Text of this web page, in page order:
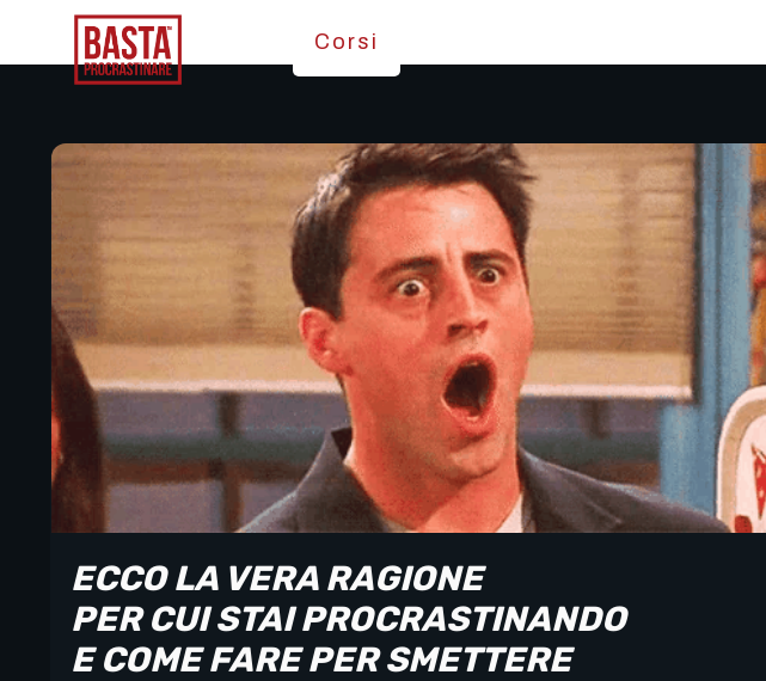
Corsi
ECCO LA VERA RAGIONE
PER CUI STAI PROCRASTINANDO
E COME FARE PER SMETTERE